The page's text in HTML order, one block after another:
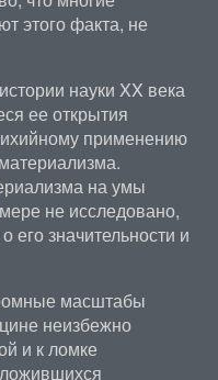
этого факта, не
науки XX века
ее открытия
применению
на умы
не исследовано,
его значительности и
масштабы
неизбежно
и к ломке